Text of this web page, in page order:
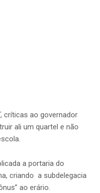
críticas ao governador
ali um quartel e não
a portaria do
criando a subdelegacia
ao erário.